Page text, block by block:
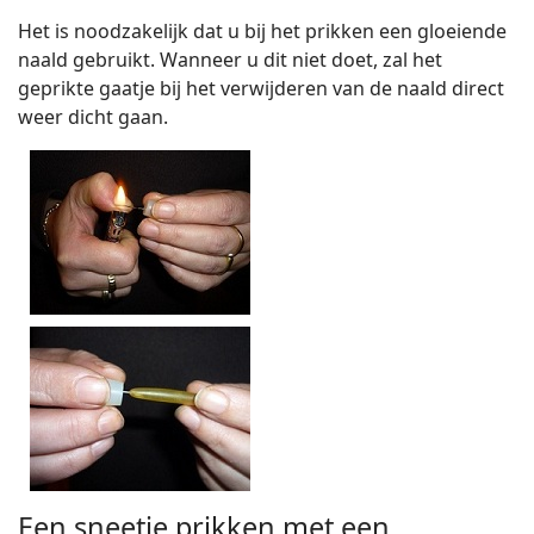
Het is noodzakelijk dat u bij het prikken een gloeiende
naald gebruikt. Wanneer u dit niet doet, zal het
geprikte gaatje bij het verwijderen van de naald direct
weer dicht gaan.